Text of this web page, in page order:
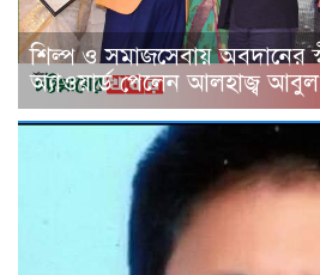
শিল্প ও সমাজসেবায় অবদানের
অ্যাওয়ার্ড পেলেন আলহাজ্ব